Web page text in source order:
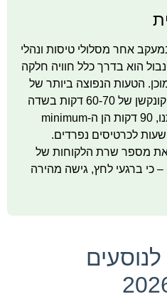
אחר מסלולי טיסות ונהלי
הוא בדרך כלל חוויה חלקה
הטעות הנפוצה ביותר של
נוסעים ישראלים היא לבחור קונקשן של 60-70 דקות בשדה
התעופה הגדול הזה. מבחינתנו, 90 דקות הן ה-minimum
המוחלט לכרטיס אחד, ו-2.5 שעות לכרטיסים נפרדים.
את מספר שרת הלקוחות של
כי ברגעי לחץ, גישה מהירה